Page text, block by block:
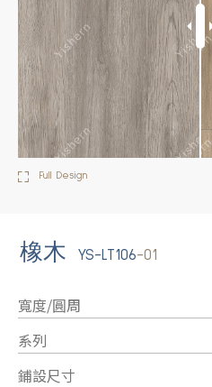
Full Design
橡木 YS-LT106-01
寬度/圓周
系列
鋪設尺寸